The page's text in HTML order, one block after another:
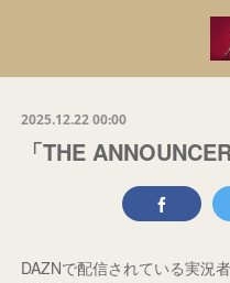
2025.12.22 00:00
「THE
DAZNで配信されている実況